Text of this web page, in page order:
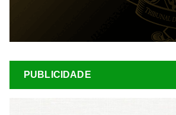
PUBLICIDADE